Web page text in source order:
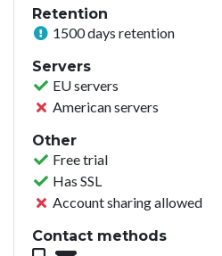
Retention
1500 days retention
Servers
EU servers
American servers
Other
Free trial
Has SSL
Account sharing allowed
Contact methods